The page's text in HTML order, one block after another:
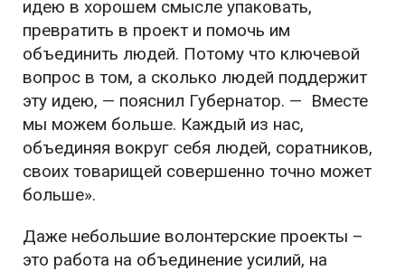
идею в хорошем смысле упаковать,
превратить в проект и помочь им
объединить людей. Потому что ключевой
вопрос в том, а сколько людей поддержит
эту идею, — пояснил Губернатор. — Вместе
мы можем больше. Каждый из нас,
объединяя вокруг себя людей, соратников,
своих товарищей совершенно точно может
больше».
Даже небольшие волонтерские проекты –
это работа на объединение усилий, на